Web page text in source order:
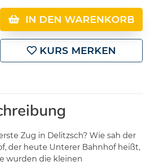
IN DEN WARENKORB
KURS MERKEN
Zug in Delitzsch? Wie sah der
der heute Unterer Bahnhof heißt,
wurden die kleinen